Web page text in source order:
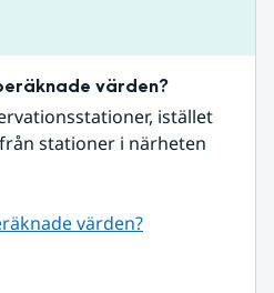
värden?
istället
stationer i närheten
värden?